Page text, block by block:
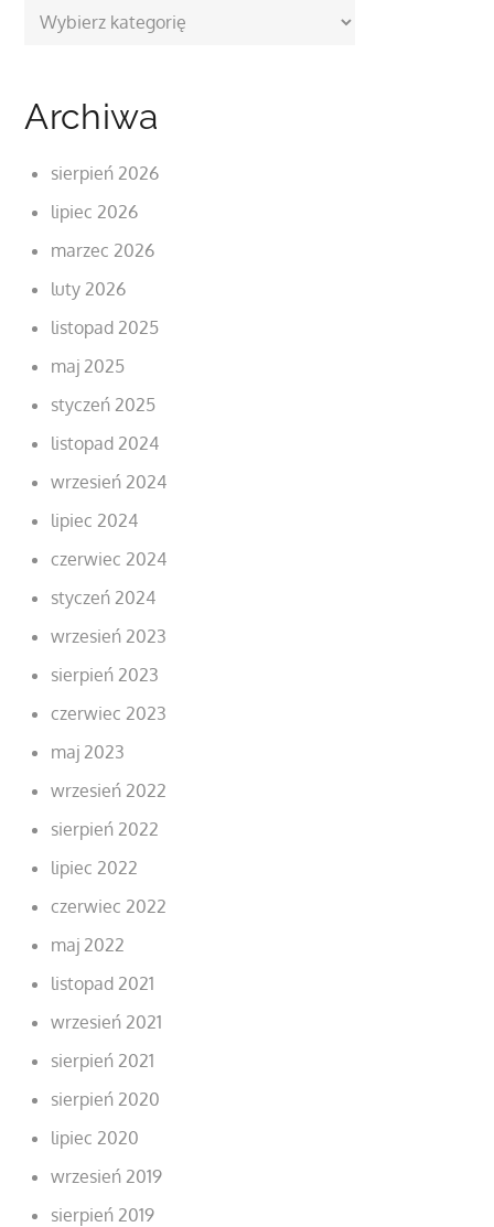
Kategorie
Archiwa
sierpień 2026
lipiec 2026
marzec 2026
luty 2026
listopad 2025
maj 2025
styczeń 2025
listopad 2024
wrzesień 2024
lipiec 2024
czerwiec 2024
styczeń 2024
wrzesień 2023
sierpień 2023
czerwiec 2023
maj 2023
wrzesień 2022
sierpień 2022
lipiec 2022
czerwiec 2022
maj 2022
listopad 2021
wrzesień 2021
sierpień 2021
sierpień 2020
lipiec 2020
wrzesień 2019
sierpień 2019